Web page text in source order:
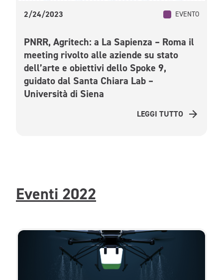
2/24/2023 EVENTO
PNRR, Agritech: a La Sapienza – Roma il
meeting rivolto alle aziende su stato
dell’arte e obiettivi dello Spoke 9,
guidato dal Santa Chiara Lab –
Università di Siena
LEGGI TUTTO
Eventi 2022